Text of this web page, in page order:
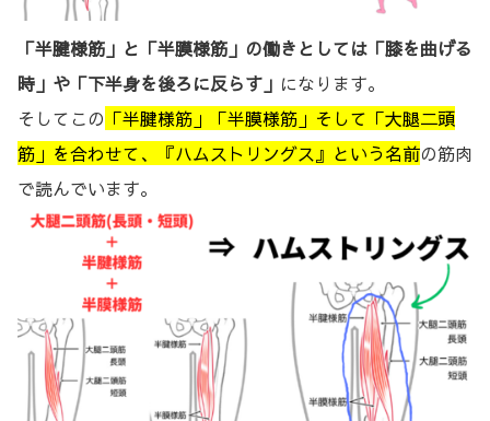
「半腱様筋」と「半膜様筋」の働きとしては「膝を曲げる
時」や「下半身を後ろに反らす」 になります。
そしてこの 「半腱様筋」「半膜様筋」そして「大腿二頭
筋」を合わせて、『ハムストリングス』という名前の筋肉
で読んでいます。